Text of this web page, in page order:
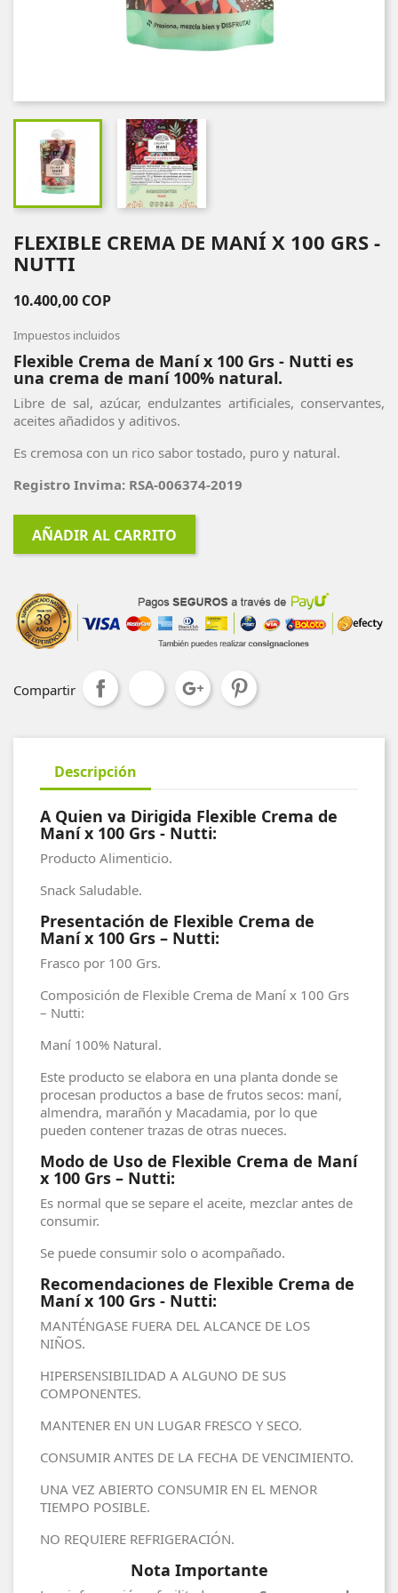
FLEXIBLE CREMA DE MANÍ X 100 GRS -
NUTTI
10.400,00 COP
Impuestos incluidos
Flexible Crema de Maní x 100 Grs - Nutti es
una crema de maní 100% natural.
Libre de sal, azúcar, endulzantes artificiales, conservantes,
aceites añadidos y aditivos.
Es cremosa con un rico sabor tostado, puro y natural.
Registro Invima: RSA-006374-2019
AÑADIR AL CARRITO
Compartir
Descripción
A Quien va Dirigida Flexible Crema de
Maní x 100 Grs - Nutti:
Producto Alimenticio.
Snack Saludable.
Presentación de Flexible Crema de
Maní x 100 Grs – Nutti:
Frasco por 100 Grs.
Composición de Flexible Crema de Maní x 100 Grs
– Nutti:
Maní 100% Natural.
Este producto se elabora en una planta donde se
procesan productos a base de frutos secos: maní,
almendra, marañón y Macadamia, por lo que
pueden contener trazas de otras nueces.
Modo de Uso de Flexible Crema de Maní
x 100 Grs – Nutti:
Es normal que se separe el aceite, mezclar antes de
consumir.
Se puede consumir solo o acompañado.
Recomendaciones de Flexible Crema de
Maní x 100 Grs - Nutti:
MANTÉNGASE FUERA DEL ALCANCE DE LOS
NIÑOS.
HIPERSENSIBILIDAD A ALGUNO DE SUS
COMPONENTES.
MANTENER EN UN LUGAR FRESCO Y SECO.
CONSUMIR ANTES DE LA FECHA DE VENCIMIENTO.
UNA VEZ ABIERTO CONSUMIR EN EL MENOR
TIEMPO POSIBLE.
NO REQUIERE REFRIGERACIÓN.
Nota Importante